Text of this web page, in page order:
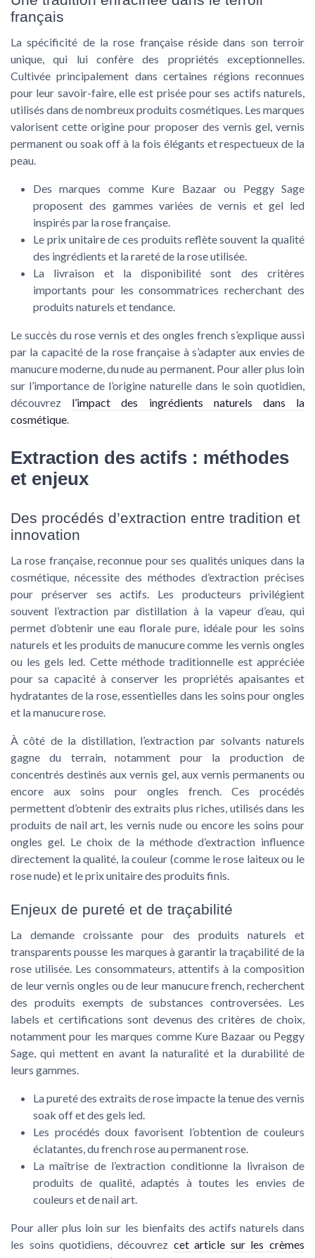
français
La spécificité de la rose française réside dans son terroir
unique, qui lui confère des propriétés exceptionnelles.
Cultivée principalement dans certaines régions reconnues
pour leur savoir-faire, elle est prisée pour ses actifs naturels,
utilisés dans de nombreuxproduits cosmétiques. Les marques
valorisent cette origine pour proposer des vernis gel, vernis
permanent ou soak off à la fois élégants et respectueux de la
peau.
Des marques comme Kure Bazaarou Peggy Sage
proposent des gammes variées de vernis etgel led
inspirés par la rose française.
Le prix unitairede ces produits reflète souvent la qualité
des ingrédients et la rareté de la rose utilisée.
La livraison et la disponibilité sont des critères
importants pour les consommatrices recherchant des
produits naturels et tendance.
Le succès du rose vernis et des ongles french s’explique aussi
par la capacité de la rose française à s’adapter aux envies de
manucuremoderne, dunudeau permanent. Pour aller plus loin
sur l’importance de l’origine naturelle dans le soin quotidien,
découvrez l’impact des ingrédients naturels dans la
cosmétique.
Extraction des actifs : méthodes
et enjeux
Des procédés d’extraction entre tradition et
innovation
La rose française, reconnue pour ses qualités uniques dans la
cosmétique, nécessite des méthodes d’extraction précises
pour préserver ses actifs. Les producteurs privilégient
souvent l’extraction par distillation à la vapeur d’eau, qui
permet d’obtenir une eau florale pure, idéale pour les soins
naturels et les produits de manucure comme les vernis ongles
ou les gels led. Cette méthode traditionnelle est appréciée
pour sa capacité à conserver les propriétés apaisantes et
hydratantes de la rose, essentielles dans les soins pour ongles
et la manucure rose.
À côté de la distillation, l’extraction par solvants naturels
gagne du terrain, notamment pour la production de
concentrés destinés aux vernis gel, aux vernis permanents ou
encore aux soins pour ongles french. Ces procédés
permettent d’obtenir des extraits plus riches, utilisés dans les
produits de nail art, les vernis nude ou encore les soins pour
ongles gel. Le choix de la méthode d’extraction influence
directement la qualité, la couleur (comme le rose laiteux ou le
rose nude) et le prix unitaire des produits finis.
Enjeux de pureté et de traçabilité
La demande croissante pour des produits naturels et
transparents pousse les marques à garantir la traçabilité de la
rose utilisée. Les consommateurs, attentifs à la composition
de leur vernis ongles ou de leur manucure french, recherchent
des produits exempts de substances controversées. Les
labels et certifications sont devenus des critères de choix,
notamment pour les marques comme Kure Bazaar ou Peggy
Sage, qui mettent en avant la naturalité et la durabilité de
leurs gammes.
La pureté des extraits de rose impacte la tenue des vernis
soak off et des gels led.
Les procédés doux favorisent l’obtention de couleurs
éclatantes, du french rose au permanent rose.
La maîtrise de l’extraction conditionne la livraison de
produits de qualité, adaptés à toutes les envies de
couleurs et de nail art.
Pour aller plus loin sur les bienfaits des actifs naturels dans
les soins quotidiens, découvrez cet article sur les crèmes